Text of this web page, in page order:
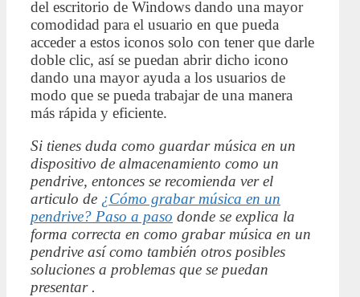
del escritorio de Windows dando una mayor
comodidad para el usuario en que pueda
acceder a estos iconos solo con tener que darle
doble clic, así se puedan abrir dicho icono
dando una mayor ayuda a los usuarios de
modo que se pueda trabajar de una manera
más rápida y eficiente.
Si tienes duda como guardar música en un
dispositivo de almacenamiento como un
pendrive, entonces se recomienda ver el
articulo de ¿Cómo grabar música en un
pendrive? Paso a paso donde se explica la
forma correcta en como grabar música en un
pendrive así como también otros posibles
soluciones a problemas que se puedan
presentar .